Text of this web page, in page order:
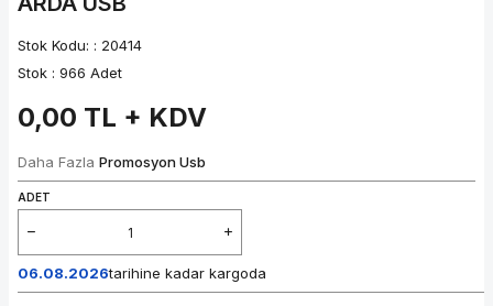
Stok Kodu: : 20414
Stok : 966 Adet
0,00 TL + KDV
Daha Fazla Promosyon Usb
ADET
06.08.2026tarihine kadar kargoda